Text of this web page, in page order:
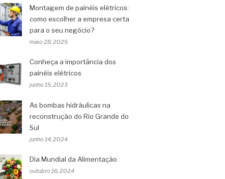
Montagem de painéis elétricos:
como escolher a empresa certa
para o seu negócio?
maio 28, 2025
Conheça a importância dos
painéis elétricos
junho 15, 2023
As bombas hidráulicas na
reconstrução do Rio Grande do
Sul
junho 14, 2024
Dia Mundial da Alimentação
outubro 16, 2024